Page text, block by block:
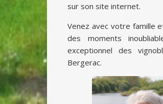
sur son site internet.
Venez avec votre famille
des moments
exceptionnel des
Bergerac.